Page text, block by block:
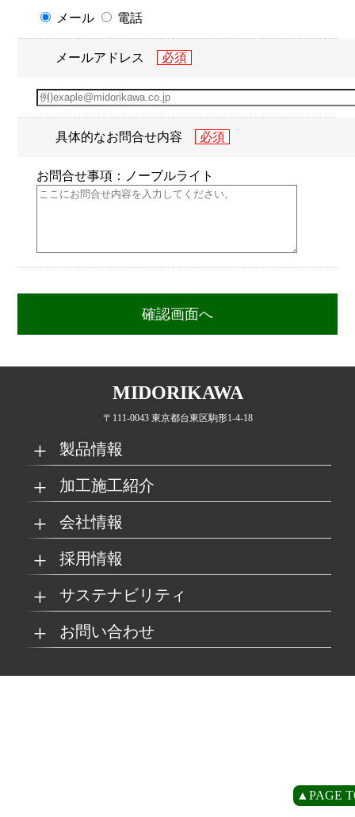
▲PAGE
メール 電話
メールアドレス
具体的なお問合せ内容
お問合せ事項：ノーブルライト
MIDORIKAWA
〒111-0043 東京都台東区駒形1-4-18
製品情報
MKブランド製品 新商品紹介
取扱製品情報
SDSダウンロード
加工施工紹介
グループの総合力 乗り物
工場
環境 商業施設
会社情報
会社概要 経営理念
沿革
採用情報
マイナビ採用ページ
サステナビリティ
リサイクルへの取り組
SDGsへの取り組み
お問い合わせ